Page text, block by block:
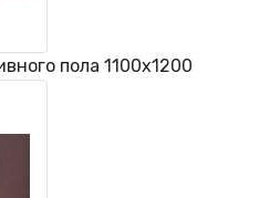
пола 1100х1200